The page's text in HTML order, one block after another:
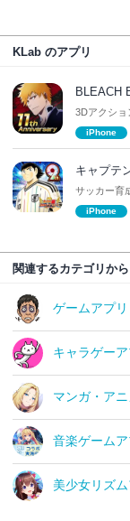
KLab のアプリ
BLEACH
3Dアクショ
iPhone
キャプテ
サッカー育
iPhone
関連するカテゴリか
ゲームアプリ
キャラゲーア
マンガ・ア
音楽ゲームア
美少女リズ